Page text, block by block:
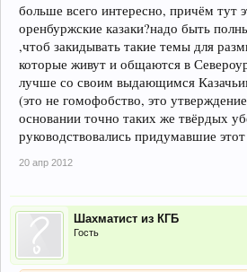
больше всего интересно, причём тут
оренбуржские казаки?надо быть
,чтоб закидывать такие темы для
которые живут и общаются в
лучше со своим выдающимся
(это не гомофобство, это
основании точно таких же твёрдых
руководствовались придумавшие
20 апр 2012
Шахматист из КГБ
Гость